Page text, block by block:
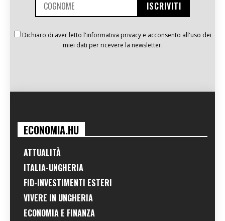
Dichiaro di aver letto l'informativa privacy e acconsento all'uso dei
miei dati per ricevere la newsletter.
ECONOMIA.HU
ATTUALITÀ
ITALIA-UNGHERIA
FID-INVESTIMENTI ESTERI
VIVERE IN UNGHERIA
ECONOMIA E FINANZA